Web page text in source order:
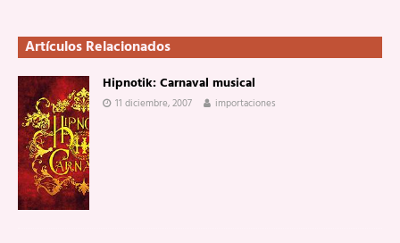
Artículos Relacionados
Hipnotik: Carnaval musical
11 diciembre, 2007 importaciones